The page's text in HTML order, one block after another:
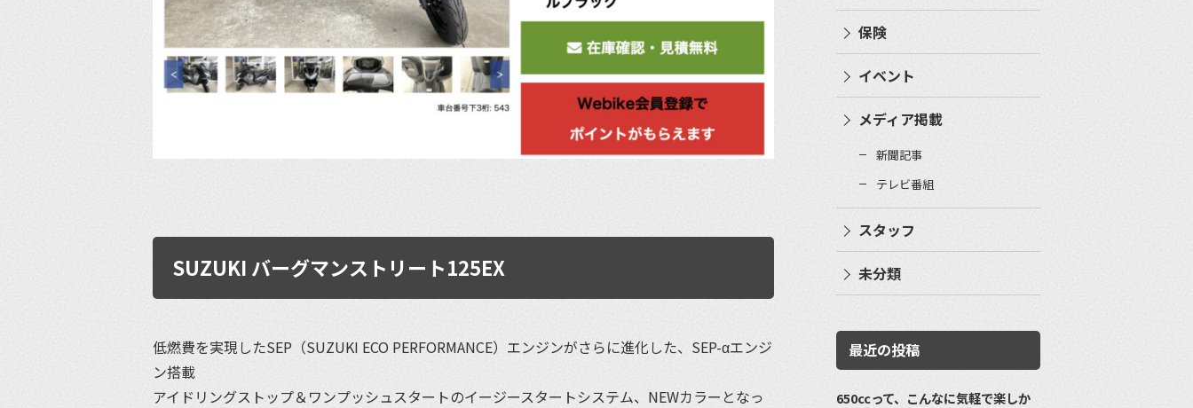
SUZUKI バーグマンストリート125EX
低燃費を実現したSEP（SUZUKI ECO PERFORMANCE）エンジンがさらに進化した、SEP-αエンジ
ン搭載
アイドリングストップ＆ワンプッシュスタートのイージースタートシステム、NEWカラーとなっ
保険
イベント
メディア掲載
新聞記事
テレビ番組
スタッフ
未分類
最近の投稿
650ccって、こんなに気軽で楽しか